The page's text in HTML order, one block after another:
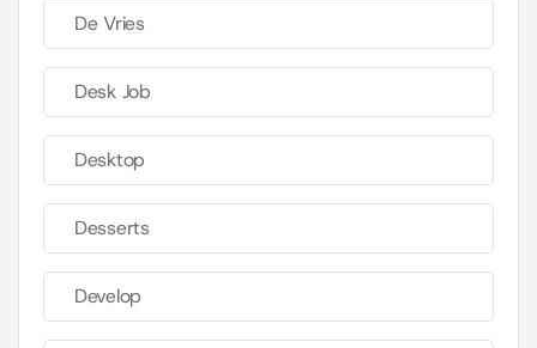
De Vries
Desk Job
Desktop
Desserts
Develop